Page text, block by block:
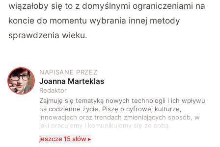
wiązałoby się to z domyślnymi ograniczeniami na
koncie do momentu wybrania innej metody
sprawdzenia wieku.
J
NAPISANE PRZEZ
Joanna Marteklas
Redaktor
Zajmuję się tematyką nowych technologii i ich wpływu
na codzienne życie. Piszę o cyfrowej kulturze,
innowacjach oraz trendach zmieniających sposób, w
jaki pracujemy i komunikujemy się ze sobą.
Szczególnie interesuje mnie relacja między rozwojem
technologii a współczesną popkulturą. W wolnych
jeszcze 15 słów ▸